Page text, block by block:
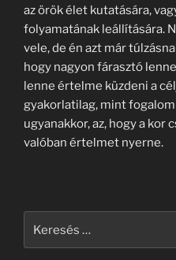
az örök élet kutatására,
folyamatának leállítására.
vele, de én azt már
hogy nagyon fárasztó
lenne értelme küzdeni a
gyakorlatilag, mint
ugyanakkor, az, hogy a kor
valóban értelmet nyerne.